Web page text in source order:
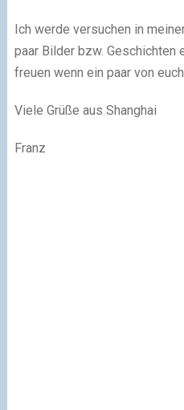
Ich werde versuchen in
paar Bilder bzw. Geschichten
freuen wenn ein paar von
Viele Grüße aus Shanghai
Franz